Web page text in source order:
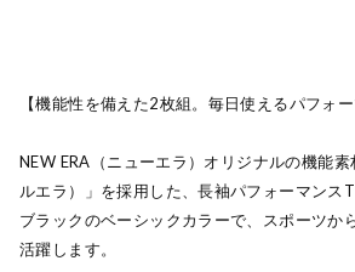
【機能性を備えた2枚組。毎日使えるパフォ
NEW ERA（ニューエラ）オリジナルの機能
ルエラ）」を採用した、長袖パフォーマンス
ブラックのベーシックカラーで、スポーツか
活躍します。